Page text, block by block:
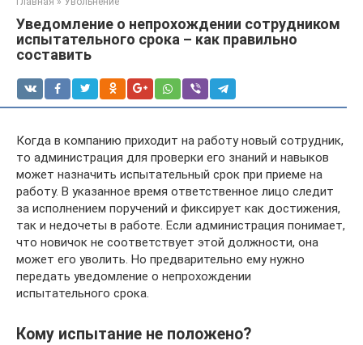
Уведомление о непрохождении сотрудником
испытательного срока – как правильно
составить
Когда в компанию приходит на работу новый сотрудник,
то администрация для проверки его знаний и навыков
может назначить испытательный срок при приеме на
работу. В указанное время ответственное лицо следит
за исполнением поручений и фиксирует как достижения,
так и недочеты в работе. Если администрация понимает,
что новичок не соответствует этой должности, она
может его уволить. Но предварительно ему нужно
передать уведомление о непрохождении
испытательного срока.
Кому испытание не положено?